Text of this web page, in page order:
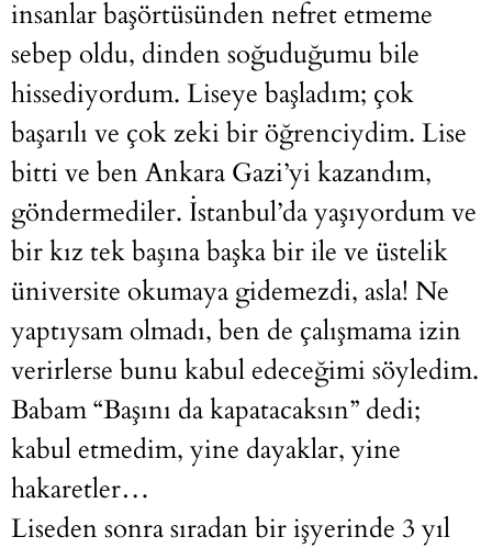
insanlar başörtüsünden nefret etmeme
sebep oldu, dinden soğuduğumu bile
hissediyordum. Liseye başladım; çok
başarılı ve çok zeki bir öğrenciydim. Lise
bitti ve ben Ankara Gazi’yi kazandım,
göndermediler. İstanbul’da yaşıyordum ve
bir kız tek başına başka bir ile ve üstelik
üniversite okumaya gidemezdi, asla! Ne
yaptıysam olmadı, ben de çalışmama izin
verirlerse bunu kabul edeceğimi söyledim.
Babam “Başını da kapatacaksın” dedi;
kabul etmedim, yine dayaklar, yine
hakaretler…
Liseden sonra sıradan bir işyerinde 3 yıl